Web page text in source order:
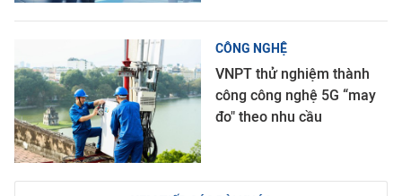
CÔNG NGHỆ
VNPT thử nghiệm thành
công công nghệ 5G “may
đo" theo nhu cầu